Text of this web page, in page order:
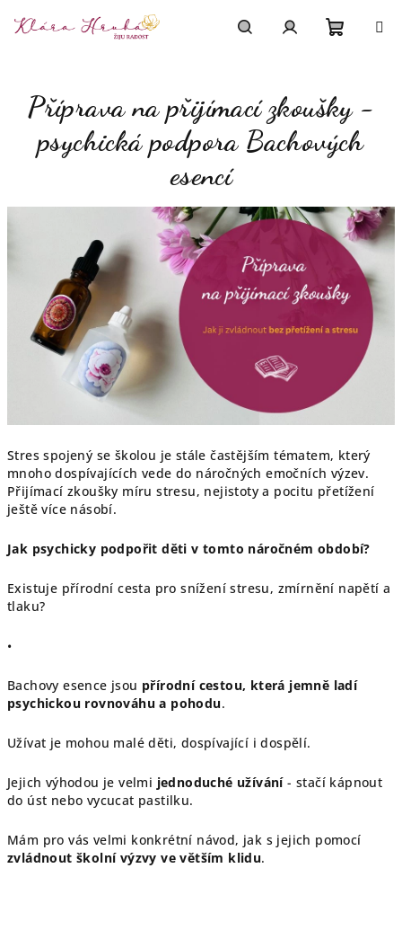
na
košík
Příprava na přijímací zkoušky -
psychická podpora Bachových
esencí
Stres spojený se školou je stále častějším tématem, který
mnoho dospívajících vede do náročných emočních výzev.
Přijímací zkoušky míru stresu, nejistoty a pocitu přetížení
ještě více násobí.
Jak psychicky podpořit děti v tomto náročném období?
Existuje přírodní cesta pro snížení stresu, zmírnění napětí a
tlaku?
•
Bachovy esence jsou přírodní cestou, která jemně ladí
psychickou rovnováhu a pohodu.
Užívat je mohou malé děti, dospívající i dospělí.
Jejich výhodou je velmi jednoduché užívání- stačí kápnout
do úst nebo vycucat pastilku.
Mám pro vás velmi konkrétní návod, jak s jejich pomocí
zvládnout školní výzvy ve větším klidu.